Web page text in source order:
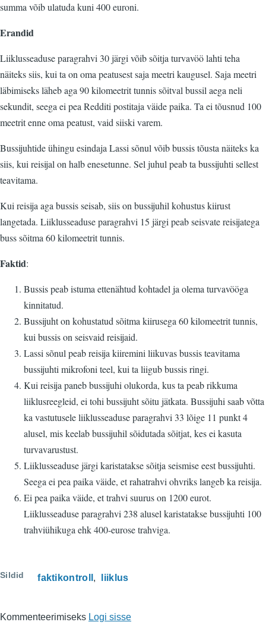
summa võib ulatuda kuni 400 euroni.
Erandid
Liiklusseaduse paragrahvi 30 järgi võib sõitja turvavöö lahti teha
näiteks siis, kui ta on oma peatusest saja meetri kaugusel. Saja meetri
läbimiseks läheb aga 90 kilomeetrit tunnis sõitval bussil aega neli
sekundit, seega ei pea Redditi postitaja väide paika. Ta ei tõusnud 100
meetrit enne oma peatust, vaid siiski varem.
Bussijuhtide ühingu esindaja Lassi sõnul võib bussis tõusta näiteks ka
siis, kui reisijal on halb enesetunne. Sel juhul peab ta bussijuhti sellest
teavitama.
Kui reisija aga bussis seisab, siis on bussijuhil kohustus kiirust
langetada. Liiklusseaduse paragrahvi 15 järgi peab seisvate reisijatega
buss sõitma 60 kilomeetrit tunnis.
Faktid:
Bussis peab istuma ettenähtud kohtadel ja olema turvavööga
kinnitatud.
Bussijuht on kohustatud sõitma kiirusega 60 kilomeetrit tunnis,
kui bussis on seisvaid reisijaid.
Lassi sõnul peab reisija kiiremini liikuvas bussis teavitama
bussijuhti mikrofoni teel, kui ta liigub bussis ringi.
Kui reisija paneb bussijuhi olukorda, kus ta peab rikkuma
liiklusreegleid, ei tohi bussijuht sõitu jätkata. Bussijuhi saab võtta
ka vastutusele liiklusseaduse paragrahvi 33 lõige 11 punkt 4
alusel, mis keelab bussijuhil sõidutada sõitjat, kes ei kasuta
turvavarustust.
Liiklusseaduse järgi karistatakse sõitja seismise eest bussijuhti.
Seega ei pea paika väide, et rahatrahvi ohvriks langeb ka reisija.
Ei pea paika väide, et trahvi suurus on 1200 eurot.
Liiklusseaduse paragrahvi 238 alusel karistatakse bussijuhti 100
trahviühikuga ehk 400-eurose trahviga.
Sildid faktikontroll liiklus
Kommenteerimiseks Logi sisse